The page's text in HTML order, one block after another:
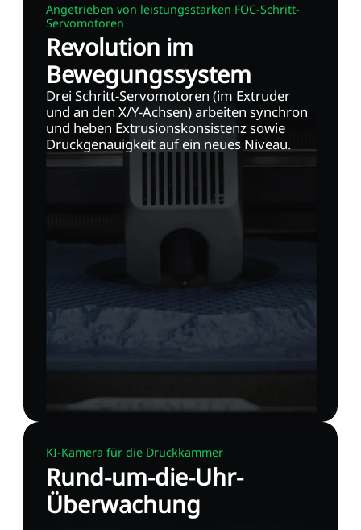
Angetrieben von leistungsstarken FOC-Schritt-
Servomotoren
Revolution im
Bewegungssystem
Drei Schritt-Servomotoren (im Extruder
und an den X/Y-Achsen) arbeiten synchron
und heben Extrusionskonsistenz sowie
Druckgenauigkeit auf ein neues Niveau.
KI-Kamera für die Druckkammer
Rund-um-die-Uhr-
Überwachung